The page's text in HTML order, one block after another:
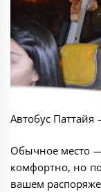
Автобус
Обычное место
комфортно, но
вашем